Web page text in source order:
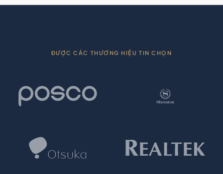
ĐƯỢC CÁC THƯƠNG HIỆU TIN CHỌN